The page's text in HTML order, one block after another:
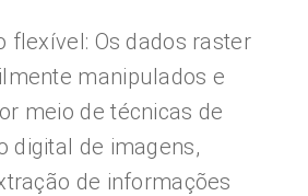
flexível: Os dados raster
manipulados e
meio de técnicas de
digital de imagens,
de informações